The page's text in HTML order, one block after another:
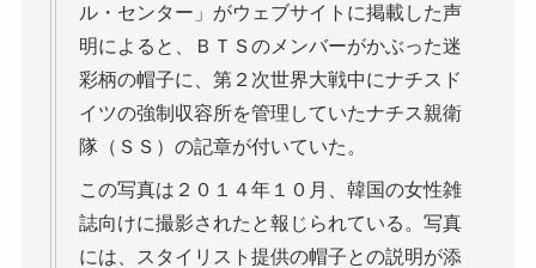
ル・センター」がウェブサイトに掲載した声
明によると、ＢＴＳのメンバーがかぶった迷
彩柄の帽子に、第２次世界大戦中にナチスド
イツの強制収容所を管理していたナチス親衛
隊（ＳＳ）の記章が付いていた。
この写真は２０１４年１０月、韓国の女性雑
誌向けに撮影されたと報じられている。写真
には、スタイリスト提供の帽子との説明が添